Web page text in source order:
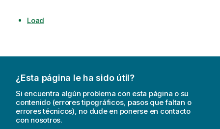
Load
¿Esta página le ha sido útil?
Si encuentra algún problema con esta página o su
contenido (errores tipográficos, pasos que faltan o
errores técnicos), no dude en ponerse en contacto
con nosotros.